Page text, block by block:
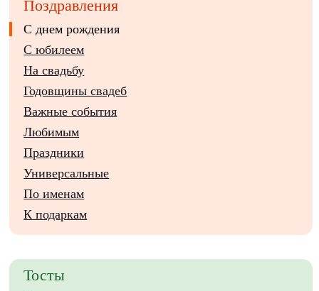
Поздравления
С днем рождения
С юбилеем
На свадьбу
Годовщины свадеб
Важные события
Любимым
Праздники
Универсальные
По именам
К подаркам
Тосты